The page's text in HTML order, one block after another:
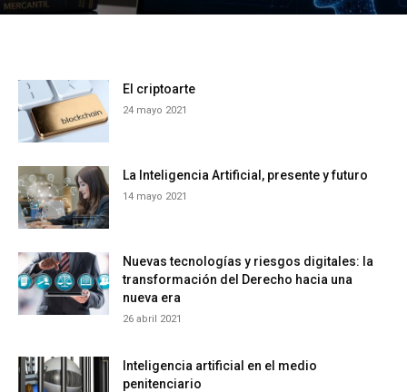
El criptoarte
24 mayo 2021
La Inteligencia Artificial, presente y futuro
14 mayo 2021
Nuevas tecnologías y riesgos digitales: la
transformación del Derecho hacia una
nueva era
26 abril 2021
Inteligencia artificial en el medio
penitenciario